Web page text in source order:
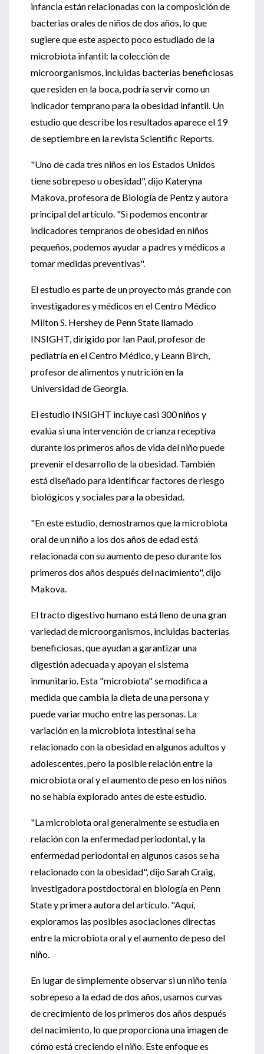
infancia están relacionadas con la composición de
bacterias orales de niños de dos años, lo que
sugiere que este aspecto poco estudiado de la
microbiota infantil: la colección de
microorganismos, incluidas bacterias beneficiosas
que residen en la boca, podría servir como un
indicador temprano para la obesidad infantil. Un
estudio que describe los resultados aparece el 19
de septiembre en la revista Scientific Reports.
"Uno de cada tres niños en los Estados Unidos
tiene sobrepeso u obesidad", dijo Kateryna
Makova, profesora de Biología de Pentz y autora
principal del artículo. "Si podemos encontrar
indicadores tempranos de obesidad en niños
pequeños, podemos ayudar a padres y médicos a
tomar medidas preventivas".
El estudio es parte de un proyecto más grande con
investigadores y médicos en el Centro Médico
Milton S. Hershey de Penn State llamado
INSIGHT, dirigido por Ian Paul, profesor de
pediatría en el Centro Médico, y Leann Birch,
profesor de alimentos y nutrición en la
Universidad de Georgia.
El estudio INSIGHT incluye casi 300 niños y
evalúa si una intervención de crianza receptiva
durante los primeros años de vida del niño puede
prevenir el desarrollo de la obesidad. También
está diseñado para identificar factores de riesgo
biológicos y sociales para la obesidad.
"En este estudio, demostramos que la microbiota
oral de un niño a los dos años de edad está
relacionada con su aumento de peso durante los
primeros dos años después del nacimiento", dijo
Makova.
El tracto digestivo humano está lleno de una gran
variedad de microorganismos, incluidas bacterias
beneficiosas, que ayudan a garantizar una
digestión adecuada y apoyan el sistema
inmunitario. Esta "microbiota" se modifica a
medida que cambia la dieta de una persona y
puede variar mucho entre las personas. La
variación en la microbiota intestinal se ha
relacionado con la obesidad en algunos adultos y
adolescentes, pero la posible relación entre la
microbiota oral y el aumento de peso en los niños
no se había explorado antes de este estudio.
"La microbiota oral generalmente se estudia en
relación con la enfermedad periodontal, y la
enfermedad periodontal en algunos casos se ha
relacionado con la obesidad", dijo Sarah Craig,
investigadora postdoctoral en biología en Penn
State y primera autora del artículo. "Aquí,
exploramos las posibles asociaciones directas
entre la microbiota oral y el aumento de peso del
niño.
En lugar de simplemente observar si un niño tenía
sobrepeso a la edad de dos años, usamos curvas
de crecimiento de los primeros dos años después
del nacimiento, lo que proporciona una imagen de
cómo está creciendo el niño. Este enfoque es